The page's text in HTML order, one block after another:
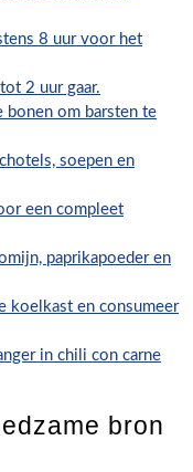
8 uur voor het
2 uur gaar.
bonen om barsten te
soepen en
een compleet
paprikapoeder en
koelkast en consumeer
in chili con carne
bron